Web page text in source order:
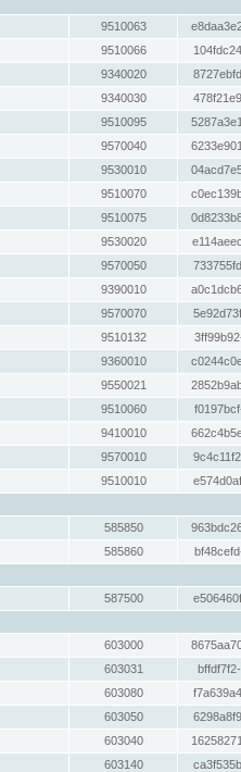
9510063
9510066
9340020
9340030
9510095
9570040
9530010
9510070
9510075
9530020
9570050
9390010
9570070
9510132
9360010
9550021
9510060
9410010
9570010
9510010
585850
585860
587500
603000
603031
603080
603050
603040
603140